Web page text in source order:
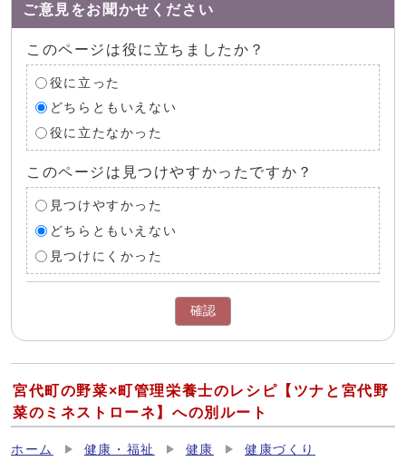
ご意見をお聞かせください
このページは役に立ちましたか？
役に立った
どちらともいえない
役に立たなかった
このページは見つけやすかったですか？
見つけやすかった
どちらともいえない
見つけにくかった
確認
宮代町の野菜×町管理栄養士のレシピ【ツナと宮代野
菜のミネストローネ】への別ルート
ホーム 健康・福祉 健康 健康づくり